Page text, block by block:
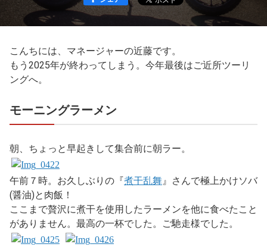
こんちには、マネージャーの近藤です。
もう2025年が終わってしまう。今年最後はご近所ツーリ
ングへ。
モーニングラーメン
朝、ちょっと早起きして集合前に朝ラー。
午前７時。お久しぶりの『煮干乱舞』さんで極上かけソバ
(醤油)と肉飯！
ここまで贅沢に煮干を使用したラーメンを他に食べたこと
がありません。最高の一杯でした。ご馳走様でした。